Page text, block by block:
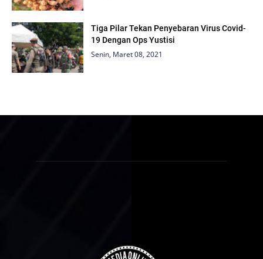
Tiga Pilar Tekan Penyebaran Virus Covid-
19 Dengan Ops Yustisi
Senin, Maret 08, 2021